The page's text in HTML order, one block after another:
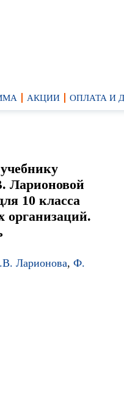
АКЦИИ ОПЛАТА И
10 класса
организаций.
Ларионова, Ф.